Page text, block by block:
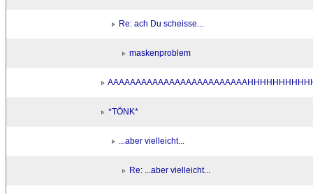
Re: ach Du scheisse...
maskenproblem
*TÖNK*
...aber vielleicht...
Re: ...aber vielleicht...